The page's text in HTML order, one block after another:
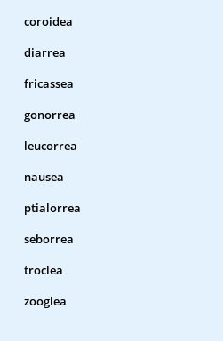
coroidea
diarrea
fricassea
gonorrea
leucorrea
nausea
ptialorrea
seborrea
troclea
zooglea